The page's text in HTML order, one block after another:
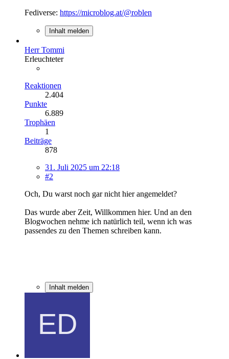
Fediverse: https://microblog.at/@roblen
Inhalt melden
Herr Tommi
Erleuchteter
Reaktionen
2.404
Punkte
6.889
Trophäen
1
Beiträge
878
31. Juli 2025 um 22:18
#2
Och, Du warst noch gar nicht hier angemeldet?
Das wurde aber Zeit, Willkommen hier. Und an den
Blogwochen nehme ich natürlich teil, wenn ich was
passendes zu den Themen schreiben kann.
Inhalt melden